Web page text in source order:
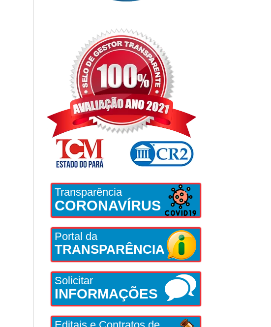
Transparência
CORONAVÍRUS
Portal da
TRANSPARÊNCIA
Solicitar
INFORMAÇÕES